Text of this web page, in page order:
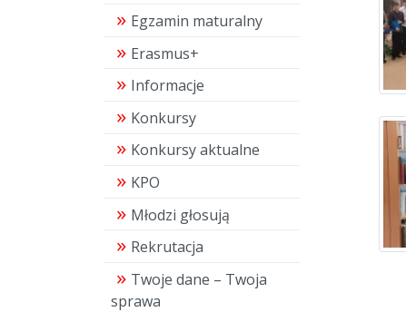
Egzamin maturalny
Erasmus+
Informacje
Konkursy
Konkursy aktualne
KPO
Młodzi głosują
Rekrutacja
Twoje dane – Twoja
sprawa